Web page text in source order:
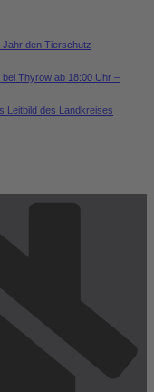
Jahr den Tierschutz
Thyrow ab 18:00 Uhr –
Leitbild des Landkreises